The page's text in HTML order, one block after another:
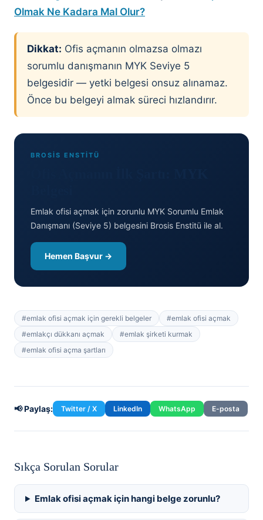
Olmak Ne Kadara Mal Olur?
Dikkat: Ofis açmanın olmazsa olmazı
sorumlu danışmanın MYK Seviye 5
belgesidir — yetki belgesi onsuz alınamaz.
Önce bu belgeyi almak süreci hızlandırır.
BROSİS ENSTİTÜ
Emlak ofisi açmak için zorunlu MYK Sorumlu Emlak
Danışmanı (Seviye 5) belgesini Brosis Enstitü ile al.
Hemen Başvur →
#emlak ofisi açmak için gerekli belgeler #emlak ofisi açmak
#emlakçı dükkanı açmak #emlak şirketi kurmak
#emlak ofisi açma şartları
📢 Paylaş: Twitter / X LinkedIn WhatsApp E-posta
Sıkça Sorulan Sorular
Emlak ofisi açmak için hangi belge zorunlu?